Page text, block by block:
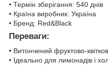
• Термін зберігання: 540 днів
• Країна виробник: Україна
• Бренд: Red&Black
Переваги:
• Витончений фруктово-
• Ідеально для лимонадів і